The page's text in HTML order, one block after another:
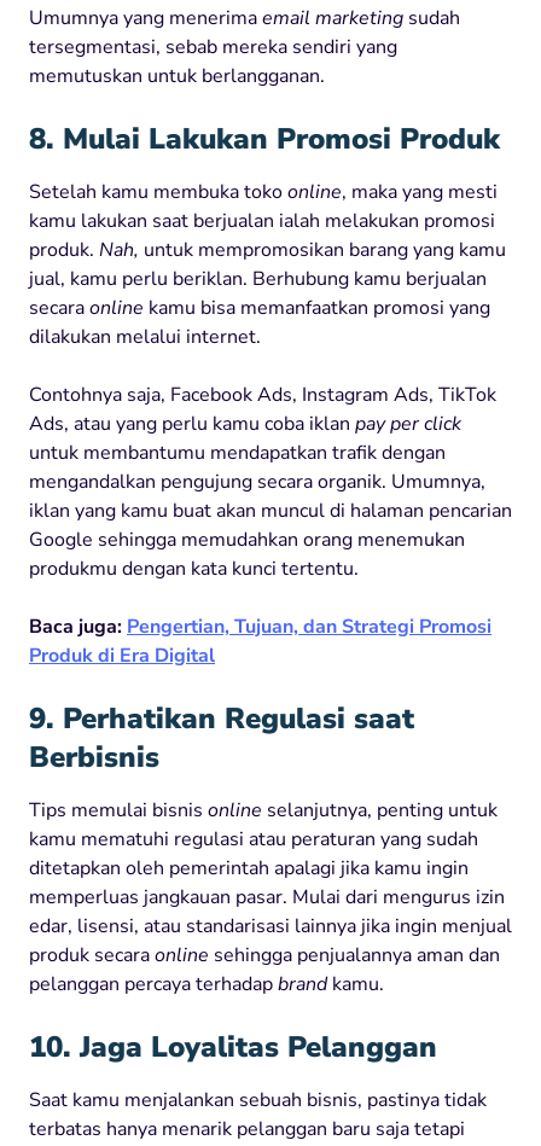
Umumnya yang menerimaemail marketing sudah
tersegmentasi, sebab mereka sendiri yang
memutuskan untuk berlangganan.
8. Mulai Lakukan Promosi Produk
Setelah kamu membuka tokoonline, maka yang mesti
kamu lakukan saat berjualan ialah melakukan promosi
produk. Nah, untuk mempromosikan barang yang kamu
jual, kamu perlu beriklan. Berhubung kamu berjualan
secaraonline kamu bisa memanfaatkan promosi yang
dilakukan melalui internet.
Contohnya saja, Facebook Ads, Instagram Ads, TikTok
Ads, atau yang perlu kamu coba iklan pay per click
untuk membantumu mendapatkan trafik dengan
mengandalkan pengujung secara organik. Umumnya,
iklan yang kamu buat akan muncul di halaman pencarian
Google sehingga memudahkan orang menemukan
produkmu dengan kata kunci tertentu.
Baca juga: Pengertian, Tujuan, dan Strategi Promosi
Produk di Era Digital
9. Perhatikan Regulasi saat
Berbisnis
Tips memulai bisnis online selanjutnya, penting untuk
kamu mematuhi regulasi atau peraturan yang sudah
ditetapkan oleh pemerintah apalagi jika kamu ingin
memperluas jangkauan pasar. Mulai dari mengurus izin
edar, lisensi, atau standarisasi lainnya jika ingin menjual
produk secaraonline sehingga penjualannya aman dan
pelanggan percaya terhadapbrandkamu.
10. Jaga Loyalitas Pelanggan
Saat kamu menjalankan sebuah bisnis, pastinya tidak
terbatas hanya menarik pelanggan baru saja tetapi